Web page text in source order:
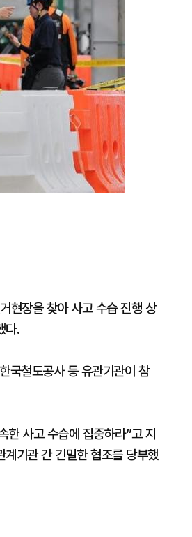
현장을 찾아 사고 수습 진행 상
다.
국철도공사 등 유관기관이 참
사고 수습에 집중하라”고 지
기관 간 긴밀한 협조를 당부했